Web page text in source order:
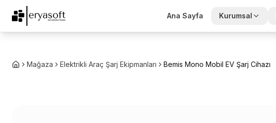
Ana Sayfa Kurumsal
Mağaza Elektrikli Araç Şarj Ekipmanları Bemis Mono Mobil EV Şarj Cihazı